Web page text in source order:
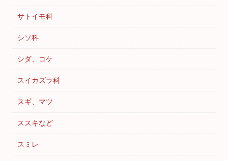
サトイモ科
シソ科
シダ、コケ
スイカズラ科
スギ、マツ
ススキなど
スミレ